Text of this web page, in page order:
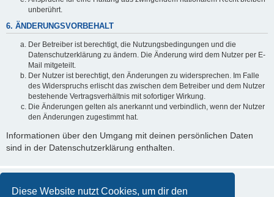
Diese Website nutzt Cookies, um dir den
unberührt.
6. ÄNDERUNGSVORBEHALT
Der Betreiber ist berechtigt, die Nutzungsbedingungen und die
Datenschutzerklärung zu ändern. Die Änderung wird dem Nutzer per E-
Mail mitgeteilt.
Der Nutzer ist berechtigt, den Änderungen zu widersprechen. Im Falle
des Widerspruchs erlischt das zwischen dem Betreiber und dem Nutzer
bestehende Vertragsverhältnis mit sofortiger Wirkung.
Die Änderungen gelten als anerkannt und verbindlich, wenn der Nutzer
den Änderungen zugestimmt hat.
Informationen über den Umgang mit deinen persönlichen Daten
sind in der Datenschutzerklärung enthalten.